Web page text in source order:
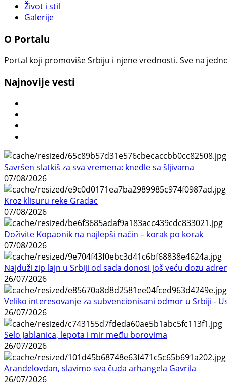
Život i stil
Galerije
O Portalu
Portal koji promoviše Srbiju i njene vrednosti. Sve na
Najnovije vesti
Savršen slatkiš za sva vremena: knedle sa šljivama
07/08/2026
Kroz klisuru reke Gradac
07/08/2026
Doživite Kopaonik na najlepši način – korak po korak
07/08/2026
Najduži zip lajn u Srbiji od sada donosi još veću dozu
26/07/2026
Veliko interesovanje za subvencionisani odmor u Srbiji -
26/07/2026
Selo Jablanica, lepota i mir među borovima
26/07/2026
Aranđelovdan, slavimo sva čuda arhangela Gavrila
26/07/2026